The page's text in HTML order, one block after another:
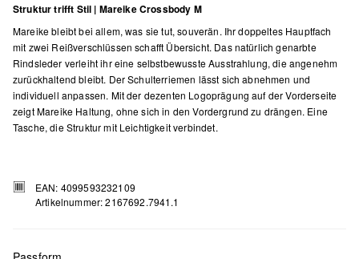
Struktur trifft Stil | Mareike Crossbody M
Mareike bleibt bei allem, was sie tut, souverän. Ihr doppeltes Hauptfach
mit zwei Reißverschlüssen schafft Übersicht. Das natürlich genarbte
Rindsleder verleiht ihr eine selbstbewusste Ausstrahlung, die angenehm
zurückhaltend bleibt. Der Schulterriemen lässt sich abnehmen und
individuell anpassen. Mit der dezenten Logoprägung auf der Vorderseite
zeigt Mareike Haltung, ohne sich in den Vordergrund zu drängen. Eine
Tasche, die Struktur mit Leichtigkeit verbindet.
EAN: 4099593232109
Artikelnummer: 2167692.7941.1